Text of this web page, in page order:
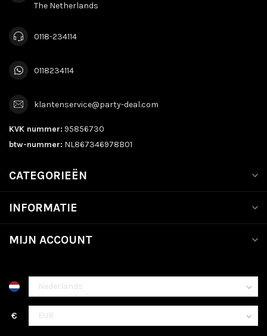
The Netherlands
0118-234114
0118234114
klantenservice@party-deal.com
KVK nummer: 95856730
btw-nummer: NL867346978B01
CATEGORIEËN
INFORMATIE
MIJN ACCOUNT
€